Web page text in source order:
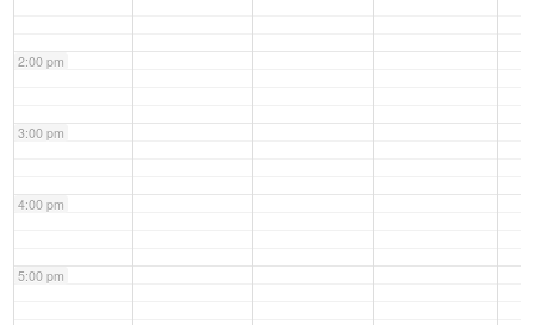
2:00 pm
3:00 pm
4:00 pm
5:00 pm